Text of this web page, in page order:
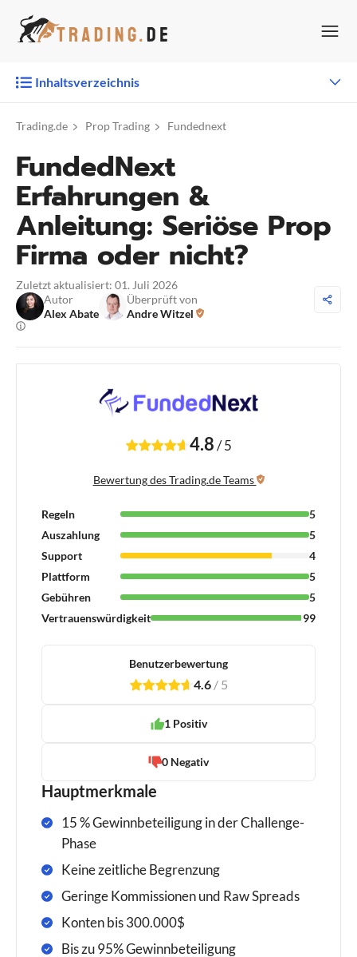
Inhalt
Inhaltsverzeichnis
Trading.de Prop Trading Fundednext
FundedNext
Erfahrungen &
Anleitung: Seriöse Prop
Firma oder nicht?
Zuletzt aktualisiert: 01. Juli 2026
Autor
Alex Abate
Überprüft von
Andre Witzel
4.8/ 5
Bewertung des Trading.de Teams
Regeln
5
Auszahlung
5
Support
4
Plattform
5
Gebühren
5
Vertrauenswürdigkeit
99
Benutzerbewertung
1 2 3 4 5 4.6 / 5
1 Positiv
0 Negativ
Hauptmerkmale
15 % Gewinnbeteiligung in der Challenge-
Phase
Keine zeitliche Begrenzung
Geringe Kommissionen und Raw Spreads
Konten bis 300.000$
Bis zu 95% Gewinnbeteiligung